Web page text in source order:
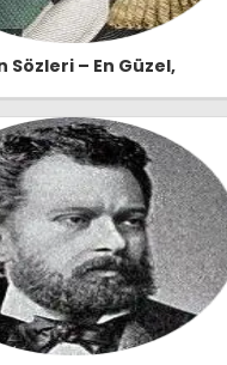
Sözleri – En Güzel,